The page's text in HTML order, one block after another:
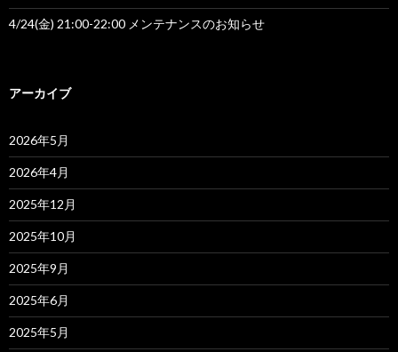
4/24(金) 21:00-22:00 メンテナンスのお知らせ
アーカイブ
2026年5月
2026年4月
2025年12月
2025年10月
2025年9月
2025年6月
2025年5月